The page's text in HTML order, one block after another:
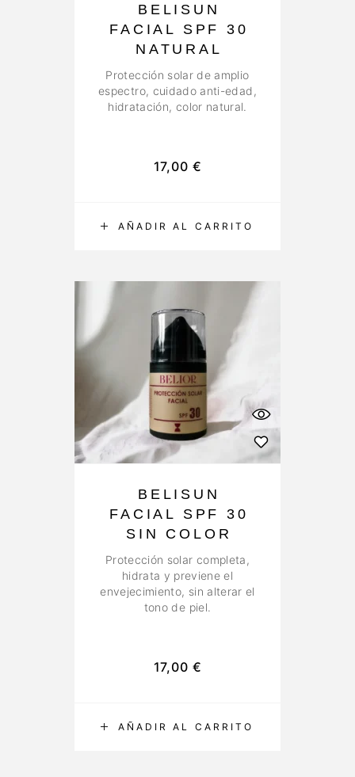
AÑADIR AL CARRITO
BELISUN
FACIAL SPF 30
NATURAL
Protección solar de amplio
espectro, cuidado anti-edad,
hidratación, color natural.
17,00 €
AÑADIR AL CARRITO
BELISUN
FACIAL SPF 30
SIN COLOR
Protección solar completa,
hidrata y previene el
envejecimiento, sin alterar el
tono de piel.
17,00 €